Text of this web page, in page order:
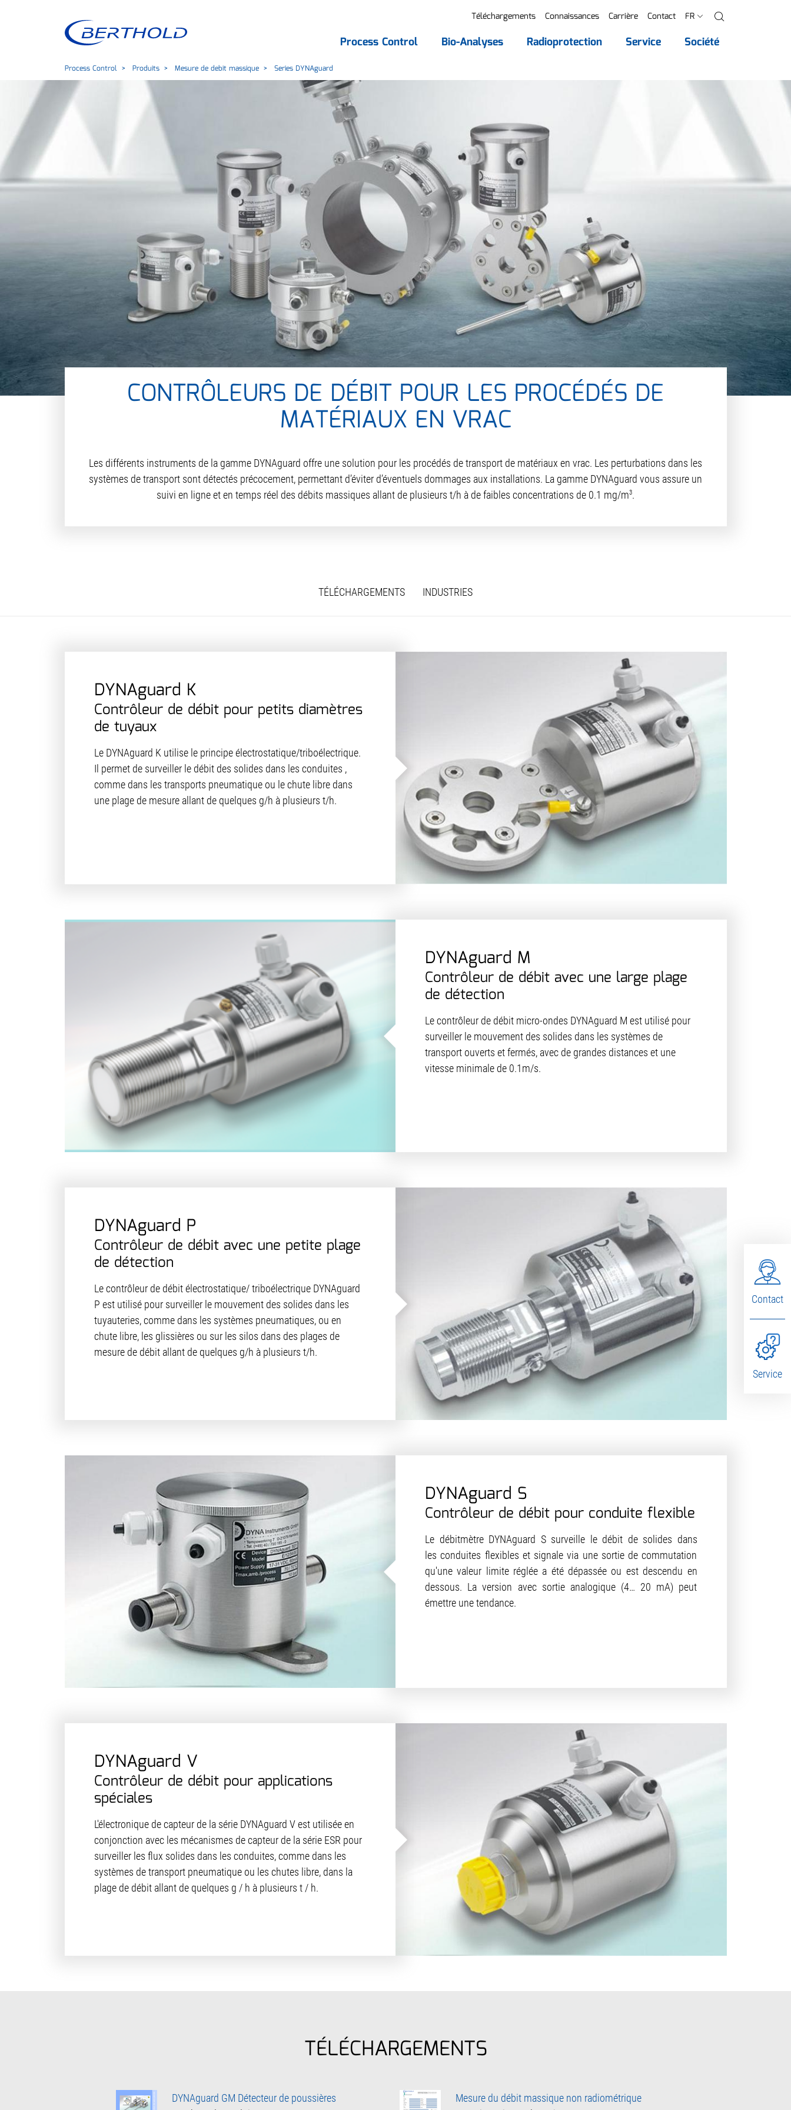
Téléchargements Connaissances Carrière Contact FR
Process Control Bio-Analyses Radioprotection Service Société
Process Control Produits Mesure de debit massique Series DYNAguard
CONTRÔLEURS DE DÉBIT POUR LES PROCÉDÉS DE
MATÉRIAUX EN VRAC
Les différents instruments de la gamme DYNAguard offre une solution pour les procédés de transport de matériaux en vrac. Les perturbations dans les
systèmes de transport sont détectés précocement, permettant d’éviter d’éventuels dommages aux installations. La gamme DYNAguard vous assure un
suivi en ligne et en temps réel des débits massiques allant de plusieurs t/h à de faibles concentrations de 0.1 mg/m3.
TÉLÉCHARGEMENTS INDUSTRIES
DYNAguard K
Contrôleur de débit pour petits diamètres
de tuyaux
Le DYNAguard K utilise le principe électrostatique/triboélectrique.
Il permet de surveiller le débit des solides dans les conduites ,
comme dans les transports pneumatique ou le chute libre dans
une plage de mesure allant de quelques g/h à plusieurs t/h.
DYNAguard M
Contrôleur de débit avec une large plage
de détection
Le contrôleur de débit micro-ondes DYNAguard M est utilisé pour
surveiller le mouvement des solides dans les systèmes de
transport ouverts et fermés, avec de grandes distances et une
vitesse minimale de 0.1m/s.
DYNAguard P
Contrôleur de débit avec une petite plage
de détection
Le contrôleur de débit électrostatique/ triboélectrique DYNAguard
P est utilisé pour surveiller le mouvement des solides dans les
tuyauteries, comme dans les systèmes pneumatiques, ou en
chute libre, les glissières ou sur les silos dans des plages de
mesure de débit allant de quelques g/h à plusieurs t/h.
DYNAguard S
Contrôleur de débit pour conduite flexible
Le débitmètre DYNAguard S surveille le débit de solides dans
les conduites flexibles et signale via une sortie de commutation
qu'une valeur limite réglée a été dépassée ou est descendu en
dessous. La version avec sortie analogique (4… 20 mA) peut
émettre une tendance.
DYNAguard V
Contrôleur de débit pour applications
spéciales
L'électronique de capteur de la série DYNAguard V est utilisée en
conjonction avec les mécanismes de capteur de la série ESR pour
surveiller les flux solides dans les conduites, comme dans les
systèmes de transport pneumatique ou les chutes libre, dans la
plage de débit allant de quelques g / h à plusieurs t / h.
TÉLÉCHARGEMENTS
DYNAguard GM Détecteur de poussières
Mesure du débit massique non radiométrique
Contact
Service